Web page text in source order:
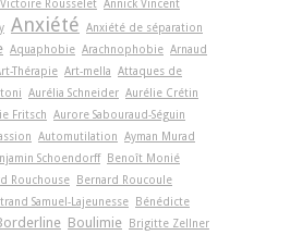
Rousselet Annick Vincent
Anxiété Anxiété de séparation
Aquaphobie Arachnophobie Arnaud
Thérapie Art-­mella Attaques de
Aurélia Schneider Aurélie Crétin
Fritsch Aurore Sabouraud-Séguin
Automutilation Ayman Murad
Schoendorff
Benoît Monié
Rouchouse
Bernard Roucoule
Samuel-Lajeunesse
Bénédicte
Boulimie
Brigitte Zellner